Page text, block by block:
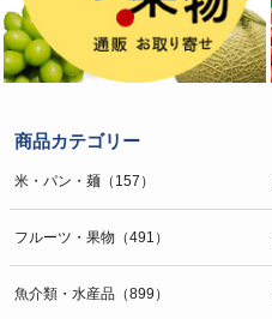
商品カテゴリー
米・パン・麺（157）
フルーツ・果物（491）
魚介類・水産品（899）